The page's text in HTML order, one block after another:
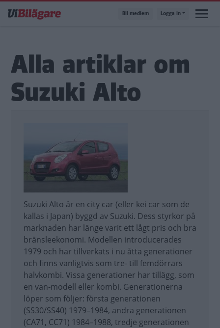
till
Bli medlem Logga in
Alla artiklar om
Suzuki Alto
Suzuki Alto är en city car (eller kei car som de
kallas i Japan) byggd av Suzuki. Dess styrkor på
marknaden har länge varit ett lågt pris och bra
bränsleekonomi. Modellen introducerades
1979 och har tillverkats i nu åtta generationer
och finns vanligtvis som tre- till femdörrars
halvkombi. Vissa generationer har tillägg, som
en van-modell eller kombi. Generationerna
löper som följer: första generationen
(SS30/SS40) 1979–1984, andra generationen
(CA71, CC71) 1984–1988, tredje generationen